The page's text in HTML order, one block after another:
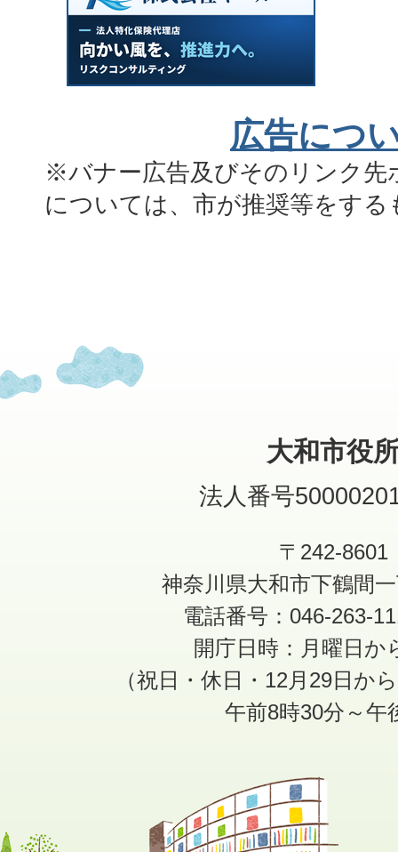
広告につ
※バナー広告及びそのリンク先
については、市が推奨等をす
大和市役
法人番号
〒242-8601
神奈川県大和市下鶴間
電話番号：046-263-
開庁日時：月曜日か
（祝日・休日・12月29日か
午前8時30分～午